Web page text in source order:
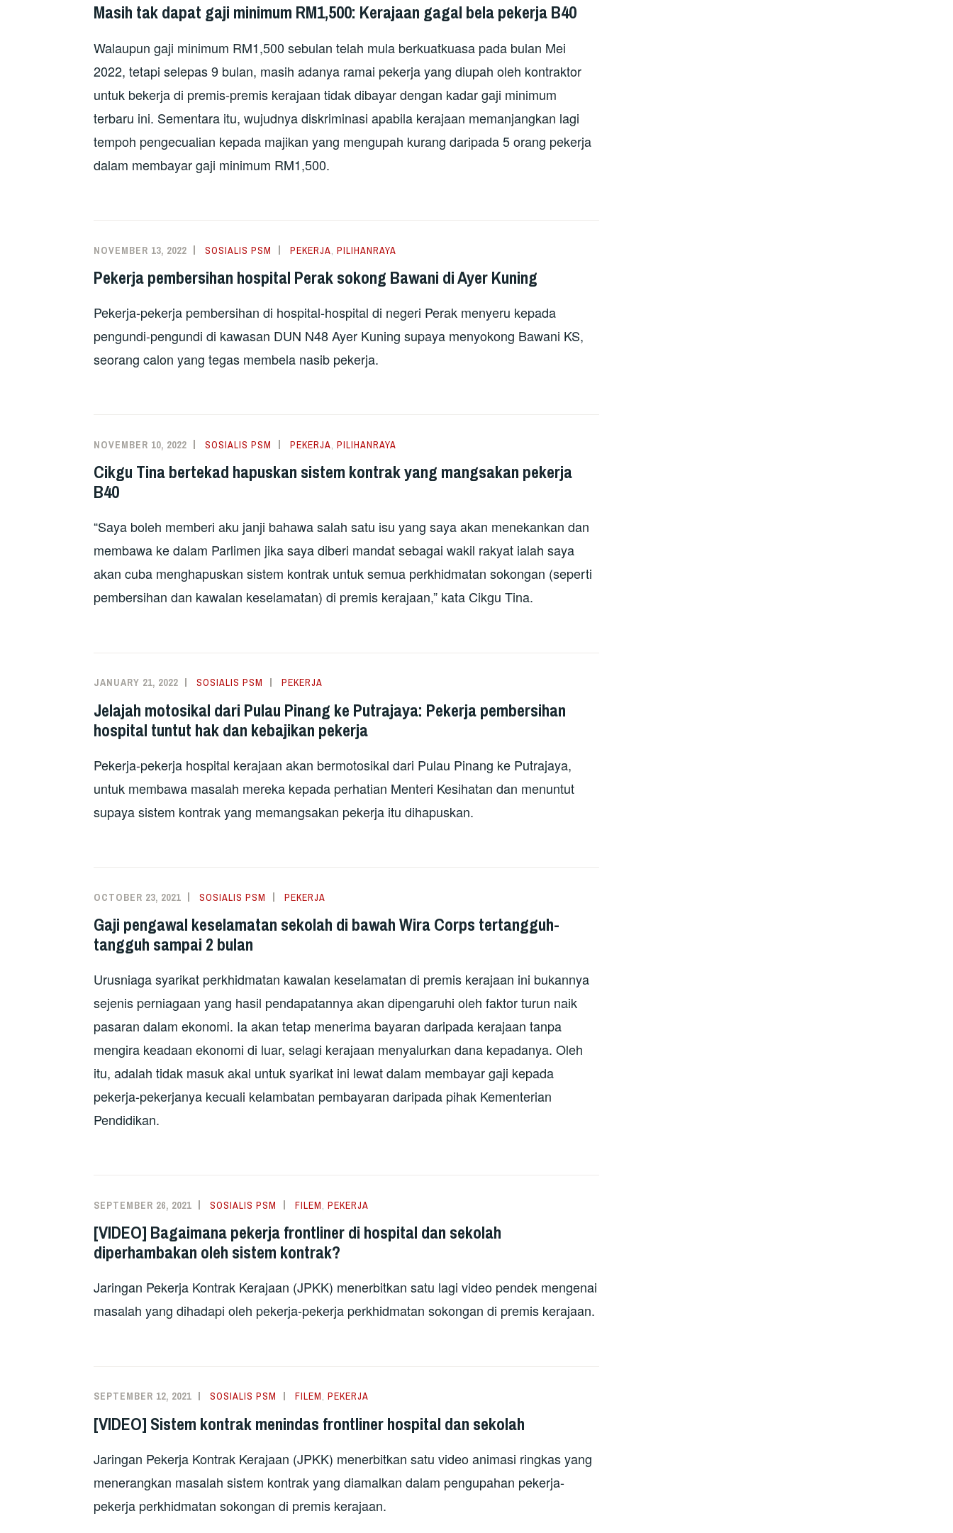
Masih tak dapat gaji minimum RM1,500: Kerajaan gagal bela pekerja B40
Walaupun gaji minimum RM1,500 sebulan telah mula berkuatkuasa pada bulan Mei
2022, tetapi selepas 9 bulan, masih adanya ramai pekerja yang diupah oleh kontraktor
untuk bekerja di premis-premis kerajaan tidak dibayar dengan kadar gaji minimum
terbaru ini. Sementara itu, wujudnya diskriminasi apabila kerajaan memanjangkan lagi
tempoh pengecualian kepada majikan yang mengupah kurang daripada 5 orang pekerja
dalam membayar gaji minimum RM1,500.
NOVEMBER 13, 2022 SOSIALIS PSM PEKERJA, PILIHANRAYA
Pekerja pembersihan hospital Perak sokong Bawani di Ayer Kuning
Pekerja-pekerja pembersihan di hospital-hospital di negeri Perak menyeru kepada
pengundi-pengundi di kawasan DUN N48 Ayer Kuning supaya menyokong Bawani KS,
seorang calon yang tegas membela nasib pekerja.
NOVEMBER 10, 2022 SOSIALIS PSM PEKERJA, PILIHANRAYA
Cikgu Tina bertekad hapuskan sistem kontrak yang mangsakan pekerja
B40
“Saya boleh memberi aku janji bahawa salah satu isu yang saya akan menekankan dan
membawa ke dalam Parlimen jika saya diberi mandat sebagai wakil rakyat ialah saya
akan cuba menghapuskan sistem kontrak untuk semua perkhidmatan sokongan (seperti
pembersihan dan kawalan keselamatan) di premis kerajaan,” kata Cikgu Tina.
JANUARY 21, 2022 SOSIALIS PSM PEKERJA
Jelajah motosikal dari Pulau Pinang ke Putrajaya: Pekerja pembersihan
hospital tuntut hak dan kebajikan pekerja
Pekerja-pekerja hospital kerajaan akan bermotosikal dari Pulau Pinang ke Putrajaya,
untuk membawa masalah mereka kepada perhatian Menteri Kesihatan dan menuntut
supaya sistem kontrak yang memangsakan pekerja itu dihapuskan.
OCTOBER 23, 2021 SOSIALIS PSM PEKERJA
Gaji pengawal keselamatan sekolah di bawah Wira Corps tertangguh-
tangguh sampai 2 bulan
Urusniaga syarikat perkhidmatan kawalan keselamatan di premis kerajaan ini bukannya
sejenis perniagaan yang hasil pendapatannya akan dipengaruhi oleh faktor turun naik
pasaran dalam ekonomi. Ia akan tetap menerima bayaran daripada kerajaan tanpa
mengira keadaan ekonomi di luar, selagi kerajaan menyalurkan dana kepadanya. Oleh
itu, adalah tidak masuk akal untuk syarikat ini lewat dalam membayar gaji kepada
pekerja-pekerjanya kecuali kelambatan pembayaran daripada pihak Kementerian
Pendidikan.
SEPTEMBER 26, 2021 SOSIALIS PSM FILEM, PEKERJA
[VIDEO] Bagaimana pekerja frontliner di hospital dan sekolah
diperhambakan oleh sistem kontrak?
Jaringan Pekerja Kontrak Kerajaan (JPKK) menerbitkan satu lagi video pendek mengenai
masalah yang dihadapi oleh pekerja-pekerja perkhidmatan sokongan di premis kerajaan.
SEPTEMBER 12, 2021 SOSIALIS PSM FILEM, PEKERJA
[VIDEO] Sistem kontrak menindas frontliner hospital dan sekolah
Jaringan Pekerja Kontrak Kerajaan (JPKK) menerbitkan satu video animasi ringkas yang
menerangkan masalah sistem kontrak yang diamalkan dalam pengupahan pekerja-
pekerja perkhidmatan sokongan di premis kerajaan.